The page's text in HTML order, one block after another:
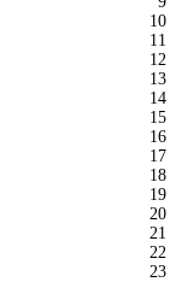
10
11
12
13
14
15
16
17
18
19
20
21
22
23